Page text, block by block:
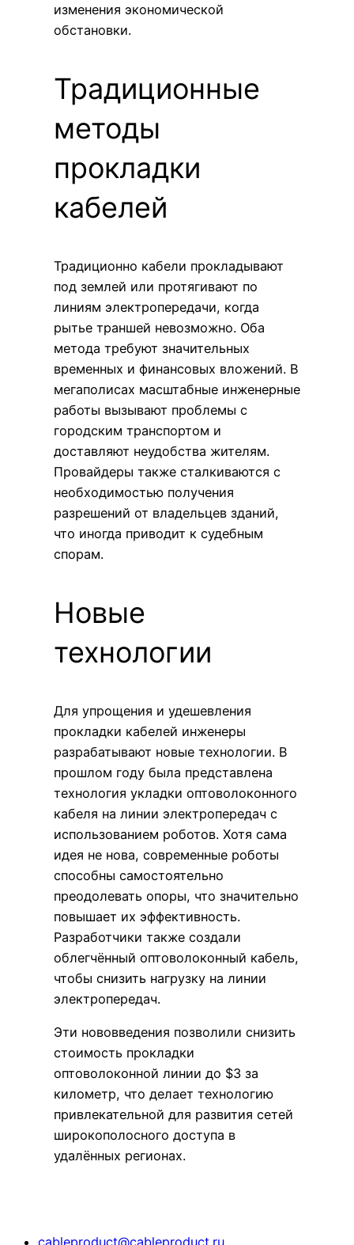
изменения экономической
обстановки.
Традиционные
методы
прокладки
кабелей
Традиционно кабели прокладывают
под землей или протягивают по
линиям электропередачи, когда
рытье траншей невозможно. Оба
метода требуют значительных
временных и финансовых вложений. В
мегаполисах масштабные инженерные
работы вызывают проблемы с
городским транспортом и
доставляют неудобства жителям.
Провайдеры также сталкиваются с
необходимостью получения
разрешений от владельцев зданий,
что иногда приводит к судебным
спорам.
Новые
технологии
Для упрощения и удешевления
прокладки кабелей инженеры
разрабатывают новые технологии. В
прошлом году была представлена
технология укладки оптоволоконного
кабеля на линии электропередач с
использованием роботов. Хотя сама
идея не нова, современные роботы
способны самостоятельно
преодолевать опоры, что значительно
повышает их эффективность.
Разработчики также создали
облегчённый оптоволоконный кабель,
чтобы снизить нагрузку на линии
электропередач.
Эти нововведения позволили снизить
стоимость прокладки
оптоволоконной линии до $3 за
километр, что делает технологию
привлекательной для развития сетей
широкополосного доступа в
удалённых регионах.
cableproduct@cableproduct.ru